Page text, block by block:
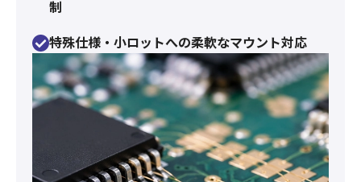
制
特殊仕様・小ロットへの柔軟なマウント対応